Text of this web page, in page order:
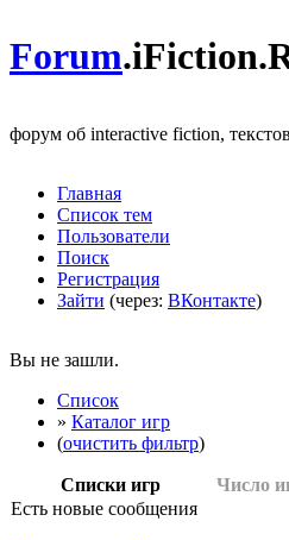
Forum.
форум об interactive fiction,
Главная
Список тем
Пользователи
Поиск
Регистрация
Зайти (через: ВКонтакте)
Вы не зашли.
Список
» Каталог игр
(очистить фильтр)
Списки игр Число
Есть новые сообщения